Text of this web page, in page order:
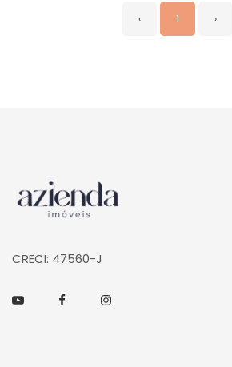
‹ 1 ›
Página inicial
CRECI: 47560-J
YoutubeFacebookInstagram